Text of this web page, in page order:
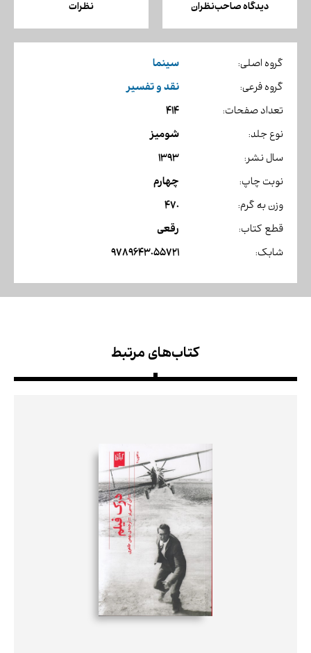
دیدگاه صاحب‌نظران نظرات
گروه اصلی: سینما
گروه فرعی: نقد و تفسیر
تعداد صفحات: 414
نوع جلد: شومیز
سال نشر: 1393
نوبت چاپ: چهارم
وزن به گرم: 470
قطع کتاب: رقعی
شابک: 9789643055721
کتاب‌های مرتبط